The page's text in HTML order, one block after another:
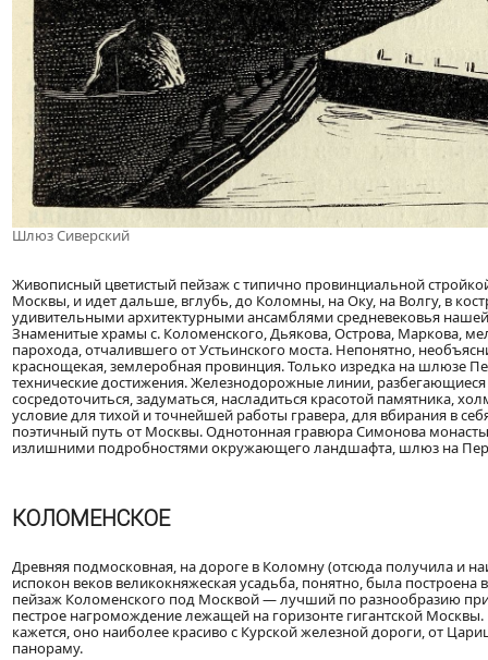
Шлюз Сиверский
Живописный цветистый пейзаж с типично провинциальной
Москвы, и идет дальше, вглубь, до Коломны, на Оку, на Волгу, в
удивительными архитектурными ансамблями средневековья
Знаменитые храмы с. Коломенского, Дьякова, Острова, Маркова,
парохода, отчалившего от Устьинского моста. Непонятно,
краснощекая, землеробная провинция. Только изредка на шлюзе
технические достижения. Железнодорожные линии,
сосредоточиться, задуматься, насладиться красотой памятника,
условие для тихой и точнейшей работы гравера, для вбирания в
поэтичный путь от Москвы. Однотонная гравюра Симонова
излишними подробностями окружающего ландшафта, шлюз на
КОЛОМЕНСКОЕ
Древняя подмосковная, на дороге в Коломну (отсюда получила и
испокон веков великокняжеская усадьба, понятно, была
пейзаж Коломенского под Москвой — лучший по разнообразию
пестрое нагромождение лежащей на горизонте гигантской
кажется, оно наиболее красиво с Курской железной дороги, от
панораму.